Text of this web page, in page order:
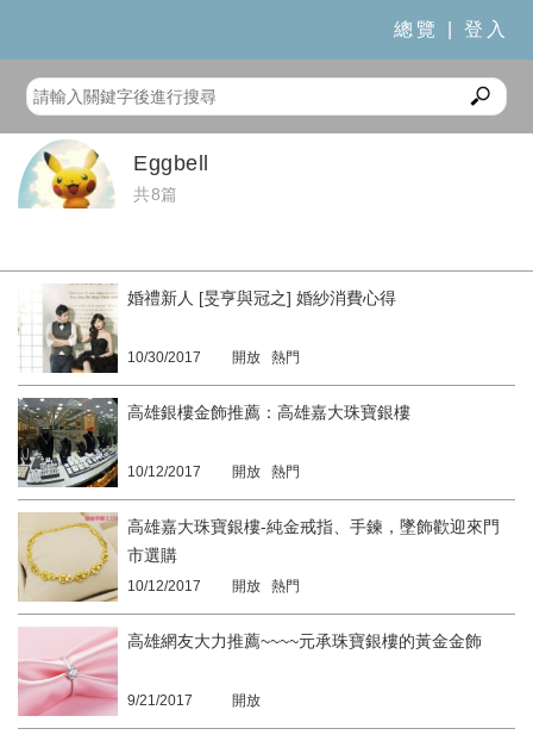
總覽 登入
Eggbell
共8篇
婚禮新人 [旻亨與冠之] 婚紗消費心得
10/30/2017 開放 熱門
高雄銀樓金飾推薦：高雄嘉大珠寶銀樓
10/12/2017 開放 熱門
高雄嘉大珠寶銀樓-純金戒指、手鍊，墜飾歡迎來門
市選購
10/12/2017 開放 熱門
高雄網友大力推薦~~~~元承珠寶銀樓的黃金金飾
9/21/2017 開放